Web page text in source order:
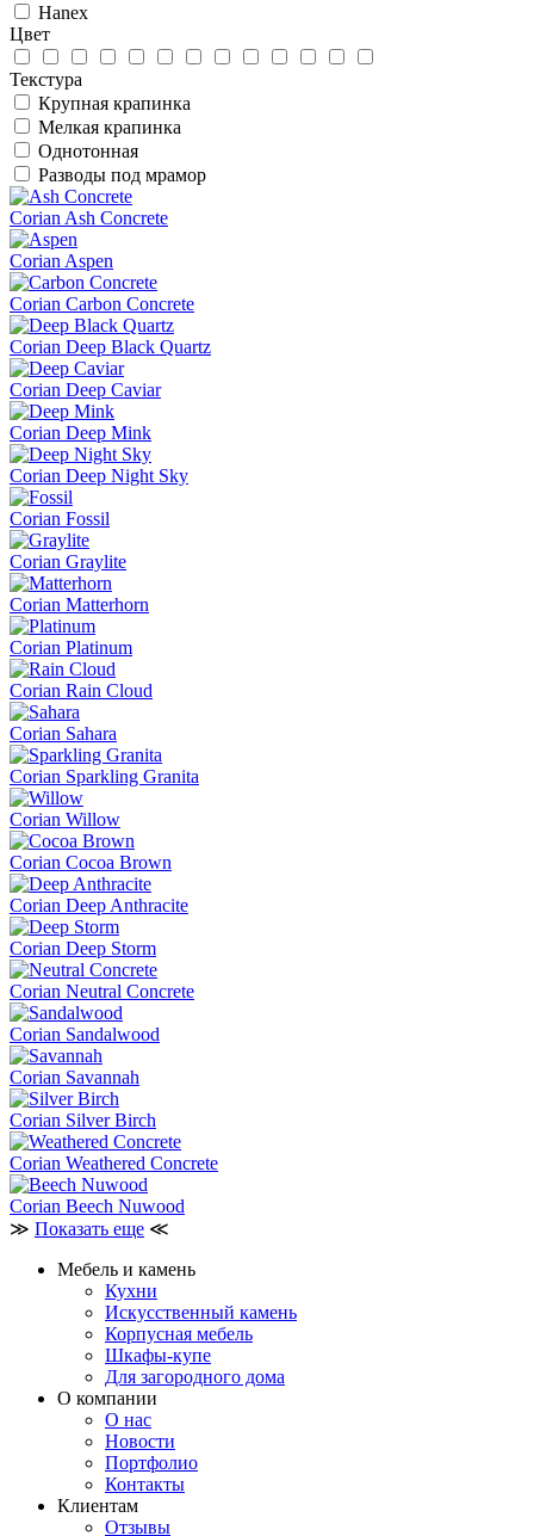
Hanex
Цвет
Текстура
Крупная крапинка
Мелкая крапинка
Однотонная
Разводы под мрамор
Corian Ash Concrete
Corian Aspen
Corian Carbon Concrete
Corian Deep Black Quartz
Corian Deep Caviar
Corian Deep Mink
Corian Deep Night Sky
Corian Fossil
Corian Graylite
Corian Matterhorn
Corian Platinum
Corian Rain Cloud
Corian Sahara
Corian Sparkling Granita
Corian Willow
Corian Cocoa Brown
Corian Deep Anthracite
Corian Deep Storm
Corian Neutral Concrete
Corian Sandalwood
Corian Savannah
Corian Silver Birch
Corian Weathered Concrete
Corian Beech Nuwood
≫ Показать еще ≪
Мебель и камень
Кухни
Искусственный камень
Корпусная мебель
Шкафы-купе
Для загородного дома
О компании
О нас
Новости
Портфолио
Контакты
Клиентам
Отзывы